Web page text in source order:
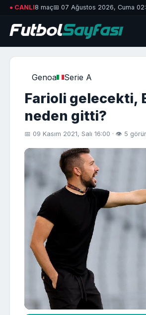
● CANLI8 maç📅 07 Ağustos 2026, Cuma
Genoa Serie A
Farioli gelecekti,
neden gitti?
📅 09 Kasım 2021, Salı 16:00 · 👁 5